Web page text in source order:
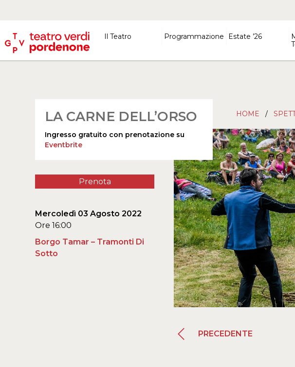
Il Teatro Programmazione Estate ’26
LA CARNE DELL’ORSO
Ingresso gratuito con prenotazione su
Eventbrite
Prenota
Mercoledì 03 Agosto 2022
Ore 16:00
Borgo Tamar – Tramonti Di
Sotto
HOME /
PRECEDENTE